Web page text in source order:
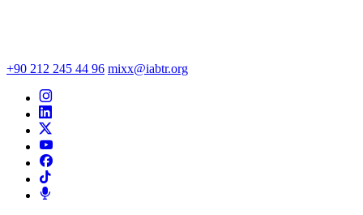
+90 212 245 44 96 mixx@iabtr.org